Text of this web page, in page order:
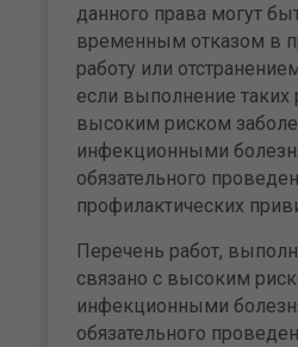
данного права могут
временным отказом в
работу или
если выполнение таких
высоким риском
инфекционными
обязательного
профилактических
Перечень работ,
связано с высоким
инфекционными
обязательного